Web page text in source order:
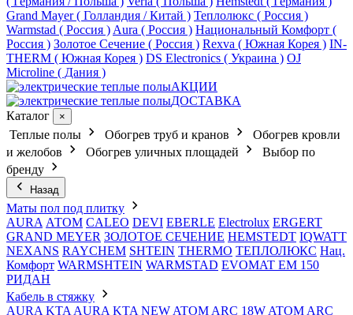
Grand Mayer ( Голландия / Китай ) Теплолюкс ( Россия )
Warmstad ( Россия ) Aura ( Россия ) Национальный Комфорт (
Россия ) Золотое Сечение ( Россия ) Rexva ( Южная Корея ) IN-
THERM ( Южная Корея ) DS Electronics ( Украина ) OJ
Microline ( Дания )
АКЦИИ
ДОСТАВКА
Каталог
×
Теплые полы Обогрев труб и кранов
Обогрев кровли
и желобов
Обогрев уличных площадей
Выбор по
бренду
Назад
Маты пол под плитку
AURA АТОМ CALEO DEVI EBERLE Electrolux ERGERT
GRAND MEYER ЗОЛОТОЕ СЕЧЕНИЕ HEMSTEDT IQWATT
NEXANS RAYCHEM SHTEIN THERMO ТЕПЛОЛЮКС Нац.
Комфорт WARMSHTEIN WARMSTAD EVOMAT EM 150
РИДАН
Кабель в стяжку
AURA KTA AURA KTA NEW ATOM ARC 18W ATOM ARC